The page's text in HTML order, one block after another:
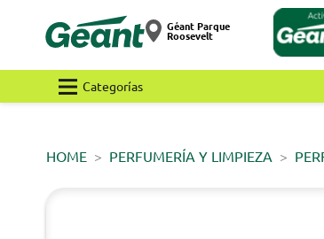
Géant Parque
Roosevelt
Categorías
HOME PERFUMERÍA Y LIMPIEZA